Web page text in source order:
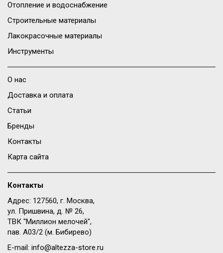
Отопление и водоснабжение
Строительные материалы
Лакокрасочные материалы
Инструменты
О нас
Доставка и оплата
Статьи
Бренды
Контакты
Карта сайта
Контакты
Адрес: 127560, г. Москва,
ул. Пришвина, д. № 26,
ТВК "Миллион мелочей",
пав. A03/2 (м. Бибирево)
E-mail: info@altezza-store.ru